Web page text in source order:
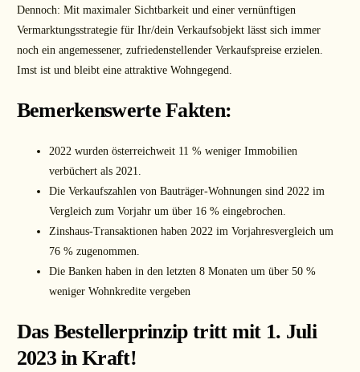
Dennoch: Mit maximaler Sichtbarkeit und einer vernünftigen
Vermarktungsstrategie für Ihr/dein Verkaufsobjekt lässt sich immer
noch ein angemessener, zufriedenstellender Verkaufspreise erzielen.
Imst ist und bleibt eine attraktive Wohngegend.
Bemerkenswerte Fakten:
2022 wurden österreichweit 11 % weniger Immobilien
verbüchert als 2021.
Die Verkaufszahlen von Bauträger-Wohnungen sind 2022 im
Vergleich zum Vorjahr um über 16 % eingebrochen.
Zinshaus-Transaktionen haben 2022 im Vorjahresvergleich um
76 % zugenommen.
Die Banken haben in den letzten 8 Monaten um über 50 %
weniger Wohnkredite vergeben
Das Bestellerprinzip tritt mit 1. Juli
2023 in Kraft!